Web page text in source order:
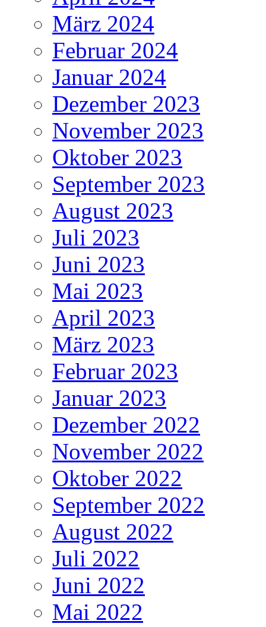
März 2024
Februar 2024
Januar 2024
Dezember 2023
November 2023
Oktober 2023
September 2023
August 2023
Juli 2023
Juni 2023
Mai 2023
April 2023
März 2023
Februar 2023
Januar 2023
Dezember 2022
November 2022
Oktober 2022
September 2022
August 2022
Juli 2022
Juni 2022
Mai 2022